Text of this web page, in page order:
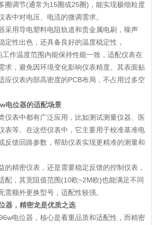
圈调节(通常为15圈或25圈)，能实现极细粒度
表中对电压、电流的微调需求。
采用导电塑料电阻轨道和贵金属电刷，噪声
定性出色，还具备良好的温度稳定性，
作温度范围内能保持性能一致，适配仪表在
求，避免因环境变化影响仪表精度。其表面贴
应仪表内部高密度的PCB布局，不占用过多空
电位器的适配场景
仪表中都有广泛应用，比如测试测量仪器、医
表等。在这些仪表中，它主要用于校准基准电
反馈回路参数，帮助仪表实现更精准的测量和
的精密仪表，还是需要稳定反馈的控制仪表，
配，其宽阻值范围(10欧~2M欧)也能满足不同
需额外更换型号，适配性较强。
器，精密龙是优质之选
电位器，核心是看重品质和适配性，而精密